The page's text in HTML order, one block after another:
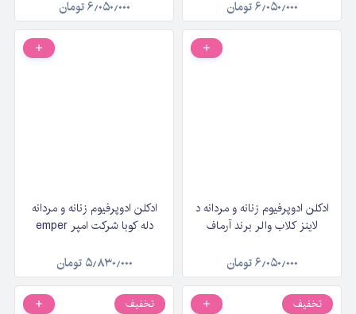
میلی‌لیتر
۶٫۰۵۰٫۰۰۰تومان
Feroce حجم ۱۰۰ میلی‌لیتر۶٫۰۵۰٫۰۰۰تومان
ادکلن ادوپرفیوم زنانه و مردانه د
لاینز کلاب والر برند آرماف
Valer حجم ۱۰۰ میلی‌لیتر۶٫۰۵۰٫۰۰۰تومان
ادکلن ادوپرفیوم زنانه و مردانه
دله کوبا شرکت امپر emper
میلی‌لیتر
۵٫۸۳۰٫۰۰۰ تومان
تخفیف تخفیف